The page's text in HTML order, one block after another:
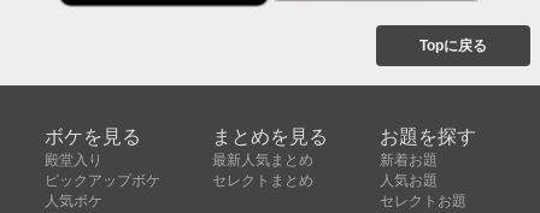
Topに戻る
ボケを見る
殿堂入り
ピックアップボケ
人気ボケ
まとめを見る
最新人気まとめ
セレクトまとめ
お題を探す
新着お題
人気お題
セレクトお題